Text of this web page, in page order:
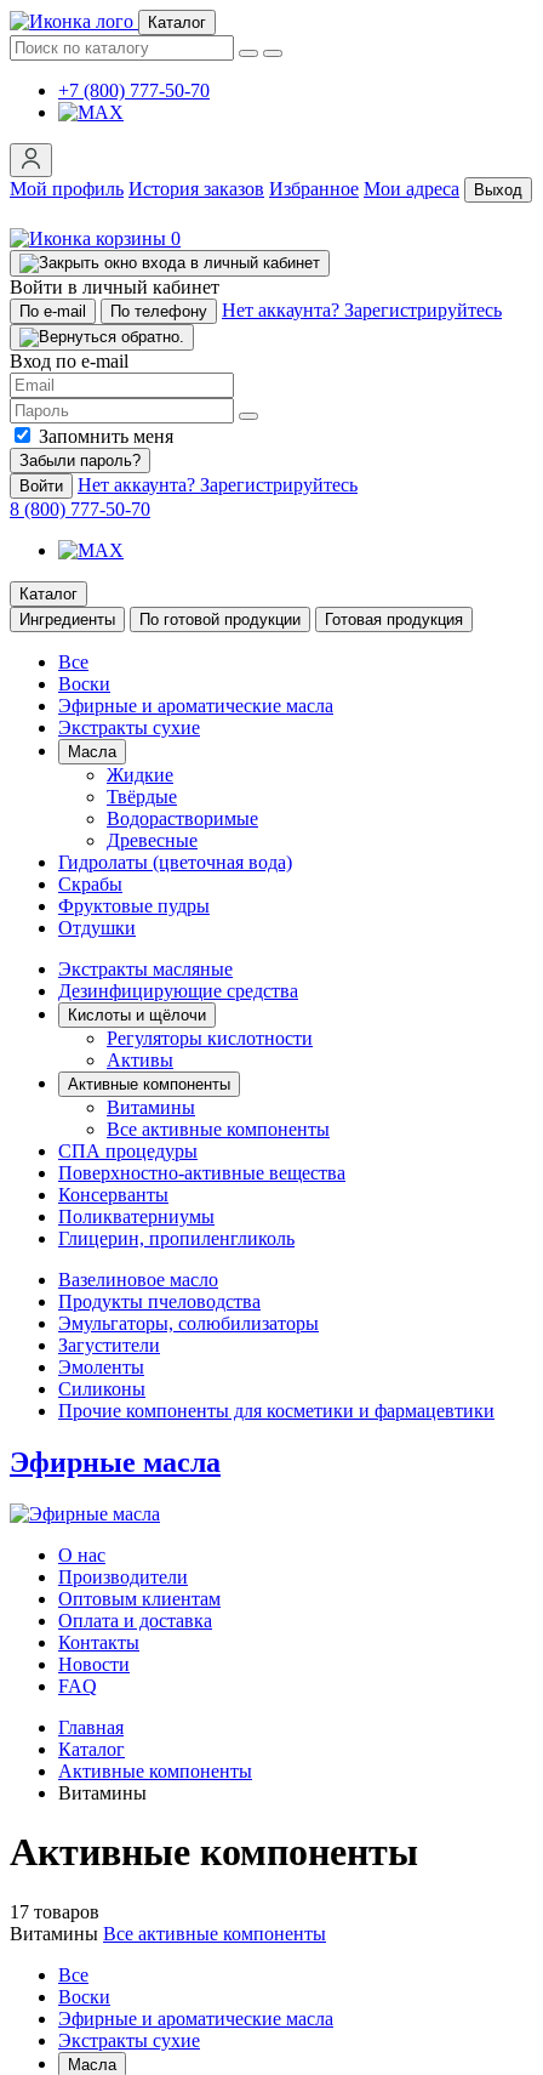
Каталог
+7 (800) 777-50-70
Мой профиль История заказов Избранное Мои адреса Выход
0
Войти в личный кабинет
По e-mail По телефону Нет аккаунта? Зарегистрируйтесь
Вход по e-mail
Запомнить меня
Забыли пароль?
Войти
Нет аккаунта? Зарегистрируйтесь
8 (800) 777-50-70
Каталог
Ингредиенты
По готовой продукции Готовая продукция
Все
Воски
Эфирные и ароматические масла
Экстракты сухие
Масла
Жидкие
Твёрдые
Водорастворимые
Древесные
Гидролаты (цветочная вода)
Скрабы
Фруктовые пудры
Отдушки
Экстракты масляные
Дезинфицирующие средства
Кислоты и щёлочи
Регуляторы кислотности
Активы
Активные компоненты
Витамины
Все активные компоненты
СПА процедуры
Поверхностно-активные вещества
Консерванты
Поликватерниумы
Глицерин, пропиленгликоль
Вазелиновое масло
Продукты пчеловодства
Эмульгаторы, солюбилизаторы
Загустители
Эмоленты
Силиконы
Прочие компоненты для косметики и фармацевтики
Эфирные масла
О нас
Производители
Оптовым клиентам
Оплата и доставка
Контакты
Новости
FAQ
Главная
Каталог
Активные компоненты
Витамины
Активные компоненты
17 товаров
Витамины Все активные компоненты
Все
Воски
Эфирные и ароматические масла
Экстракты сухие
Масла